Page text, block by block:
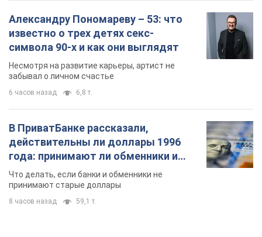
Александру Пономареву – 53: что
известно о трех детях секс-
символа 90-х и как они выглядят
Несмотря на развитие карьеры, артист не
забывал о личном счастье
6 часов назад 6,8 т.
В ПриватБанке рассказали,
действительны ли доллары 1996
года: принимают ли обменники и
банки такие купюры
Что делать, если банки и обменники не
принимают старые доллары
8 часов назад 59,1 т.